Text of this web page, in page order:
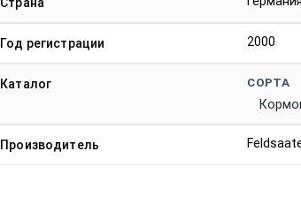
Страна
Год регистрации 2000
Каталог СОРТА
Производитель